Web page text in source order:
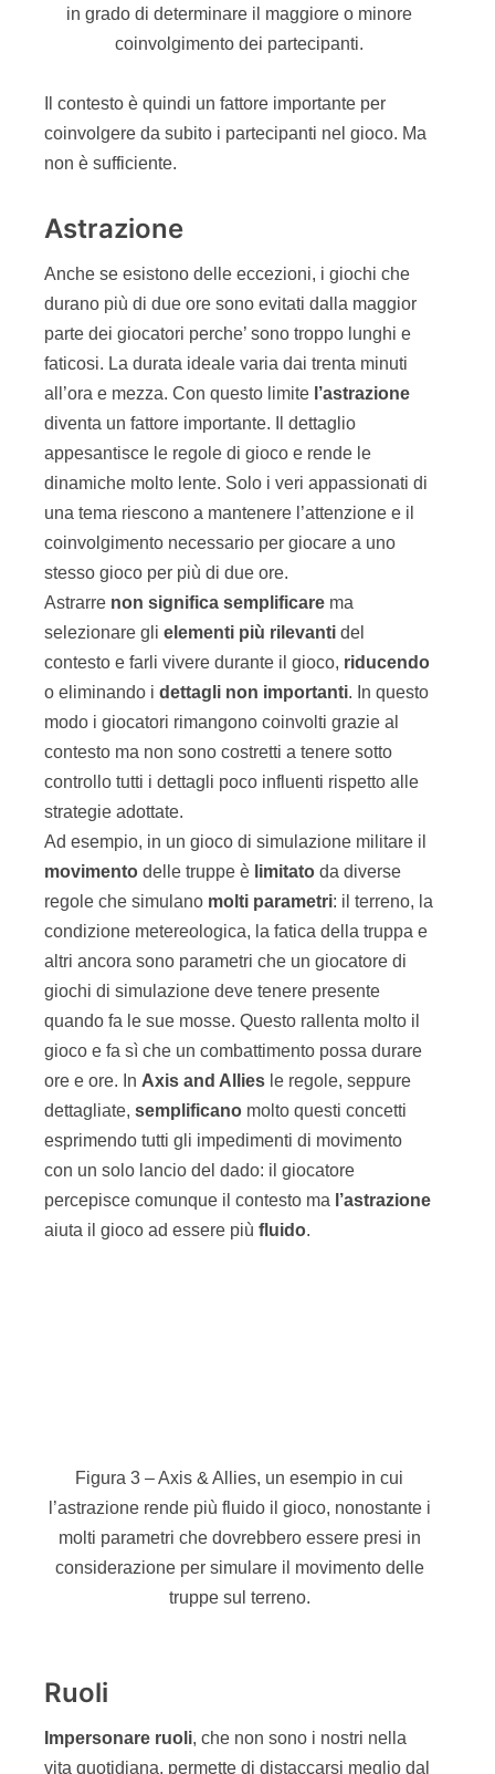
durano più di due ore sono evitati dalla maggior
parte dei giocatori perche’ sono troppo lunghi e
all’ora e mezza. Con questo limitel’astrazione
diventa un fattore importante. Il dettaglio
appesantisce le regole di gioco e rende le
una tema riescono a mantenere l’attenzione e il
stesso gioco per più di due ore.
Astrarrenon significa semplificarema
selezionare glielementi più rilevantidel
contesto e farli vivere durante il gioco,riducendo
o eliminando idettagli non importanti. In questo
modo i giocatori rimangono coinvolti grazie al
contesto ma non sono costretti a tenere sotto
controllo tutti i dettagli poco influenti rispetto alle
strategie adottate.
Ad esempio, in un gioco di simulazione militare il
movimentodelle truppe è limitato
regole che simulanomolti parametri: il terreno, la
condizione metereologica, la fatica della truppa e
altri ancora sono parametri che un giocatore di
giochi di simulazione deve tenere presente
quando fa le sue mosse. Questo rallenta molto il
gioco e fa sì che un combattimento possa durare
ore e ore. InAxis and Alliesle regole, seppure
dettagliate,semplificano
esprimendo tutti gli impedimenti di movimento
con un solo lancio del dado: il giocatore
percepisce comunque il contesto mal’astrazione
aiuta il gioco ad essere piùfluido.
Figura 3 – Axis & Allies, un esempio in cui
l’astrazione rende più fluido il gioco, nonostante i
molti parametri che dovrebbero essere presi in
considerazione per simulare il movimento delle
truppe sul terreno.
Figura 4 – L’impersonare ruoli, con le loro precise
caratteristiche, è alla base di una serie di “giochi
meglio le esigenze, diventanto maggiormente